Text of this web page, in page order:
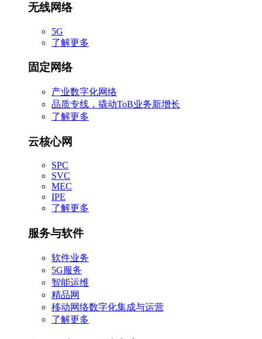
无线网络
5G
了解更多
固定网络
产业数字化网络
品质专线，撬动ToB业务新增长
了解更多
云核心网
SPC
SVC
MEC
IPE
了解更多
服务与软件
软件业务
5G服务
智能运维
精品网
移动网络数字化集成与运营
了解更多